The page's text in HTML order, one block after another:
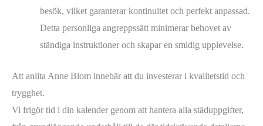
besök, vilket garanterar kontinuitet och perfekt anpassad.
Detta personliga angreppssätt minimerar behovet av
ständiga instruktioner och skapar en smidig upplevelse.
Att anlita Anne Blom innebär att du investerar i kvalitetstid och
trygghet.
Vi frigör tid i din kalender genom att hantera alla städuppgifter,